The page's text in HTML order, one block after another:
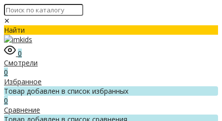
✕
Найти
0
Смотрели
0
Избранное
Товар добавлен в список избранных
0
Сравнение